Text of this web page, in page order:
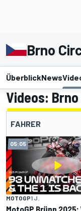
Brno
ÜberblickNews
Videos:
FAHRER
05:05
MOTOGP1 J.
MotoGP Brünn 2025: